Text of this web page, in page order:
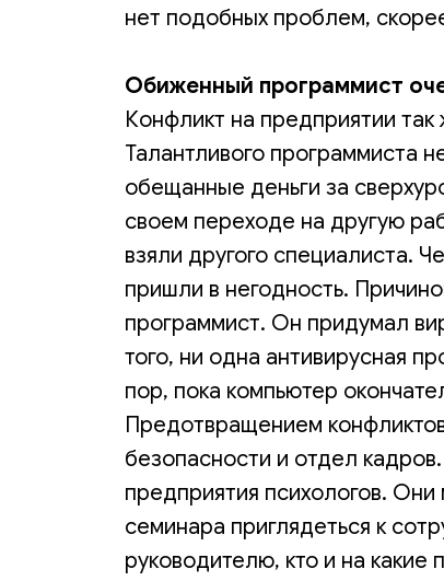
нет подобных проблем,
Обиженный программист
Конфликт на предприятии
Талантливого программиста
обещанные деньги за
своем переходе на другую
взяли другого специалиста.
пришли в негодность.
программист. Он придумал
того, ни одна антивирусная
пор, пока компьютер
Предотвращением
безопасности и отдел
предприятия психологов. Они
семинара приглядеться к
руководителю, кто и на какие